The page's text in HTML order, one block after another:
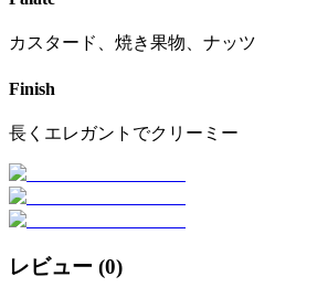
カスタード、焼き果物、ナッツ
Finish
長くエレガントでクリーミー
レビュー (0)